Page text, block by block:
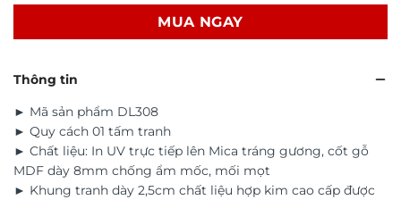
MUA NGAY
Thông tin
► Mã sản phẩm DL308
► Quy cách 01 tấm tranh
► Chất liệu: In UV trực tiếp lên Mica tráng gương, cốt gỗ
MDF dày 8mm chống ẩm mốc, mối mọt
► Khung tranh dày 2,5cm chất liệu hợp kim cao cấp được